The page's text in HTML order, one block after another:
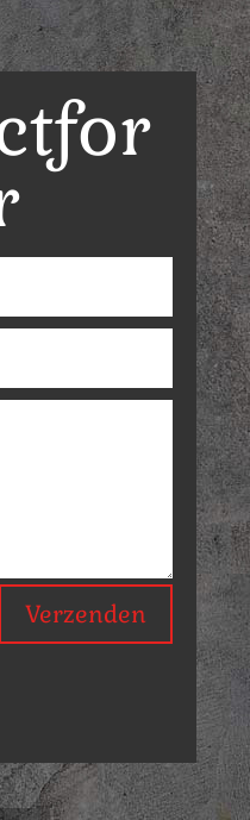
Verzenden